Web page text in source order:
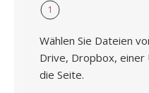
1
Wählen Sie Dateien
Drive, Dropbox, einer
die Seite.